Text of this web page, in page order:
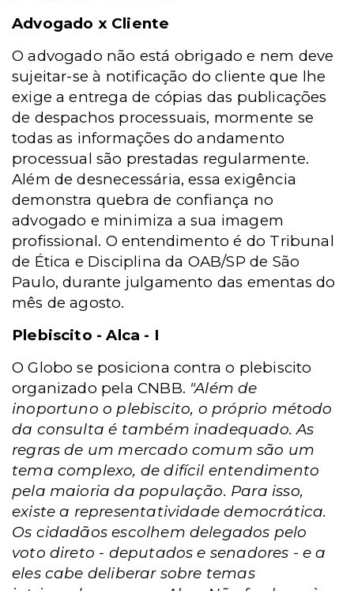
Advogado x Cliente
O advogado não está obrigado e nem deve
sujeitar-se à notificação do cliente que lhe
exige a entrega de cópias das publicações
de despachos processuais, mormente se
todas as informações do andamento
processual são prestadas regularmente.
Além de desnecessária, essa exigência
demonstra quebra de confiança no
advogado e minimiza a sua imagem
profissional. O entendimento é do Tribunal
de Ética e Disciplina da OAB/SP de São
Paulo, durante julgamento das ementas do
mês de agosto.
Plebiscito - Alca - I
O Globo se posiciona contra o plebiscito
organizado pela CNBB. "Além de
inoportuno o plebiscito, o próprio método
da consulta é também inadequado. As
regras de um mercado comum são um
tema complexo, de difícil entendimento
pela maioria da população. Para isso,
existe a representatividade democrática.
Os cidadãos escolhem delegados pelo
voto direto - deputados e senadores - e a
eles cabe deliberar sobre temas